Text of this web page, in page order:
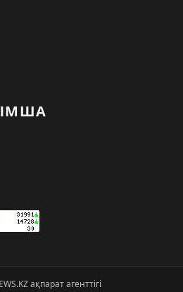
ақпарат агенттігі